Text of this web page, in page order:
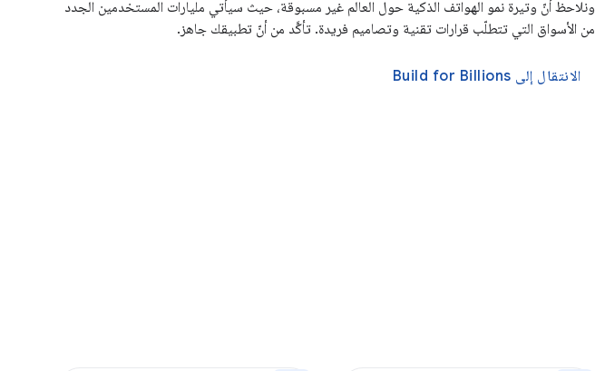
ونلاحظ أنّ وتيرة نمو الهواتف الذكية حول العالم غير مسبوقة، حيث سيأتي مليارات المستخدمين الجدد
من الأسواق التي تتطلّب قرارات تقنية وتصاميم فريدة. تأكَّد من أنّ تطبيقك جاهز.
الانتقال إلى Build for Billions